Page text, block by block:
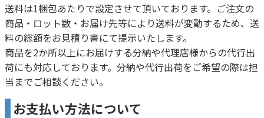
送料は1梱包あたりで設定させて頂いております。ご注文の
商品・ロット数・お届け先等により送料が変動するため、送
料の総額をお見積り書にて提示いたします。
商品を2か所以上にお届けする分納や代理店様からの代行出
荷にも対応しております。分納や代行出荷をご希望の際は担
当までご相談ください。
お支払い方法について